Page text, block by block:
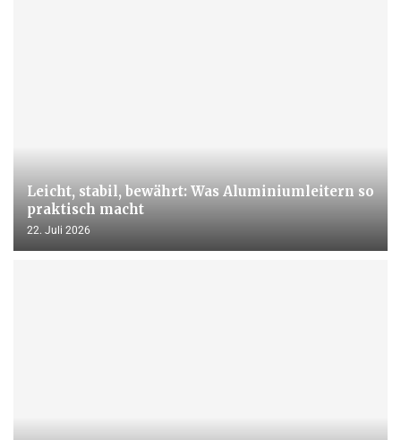
Leicht, stabil, bewährt: Was Aluminiumleitern so
praktisch macht
22. Juli 2026